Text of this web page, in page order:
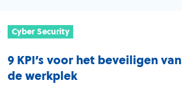
Cyber Security
9 KPI’s voor het beveiligen van
de werkplek